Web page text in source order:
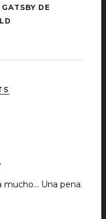
DE
mucho… Una pena.